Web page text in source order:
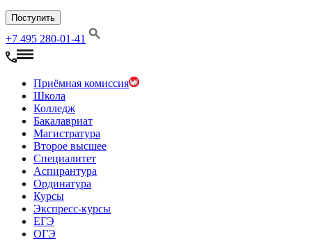
Поступить
+7 495 280-01-41
Приёмная комиссия
Школа
Колледж
Бакалавриат
Магистратура
Второе высшее
Специалитет
Аспирантура
Ординатура
Курсы
Экспресс-курсы
ЕГЭ
ОГЭ